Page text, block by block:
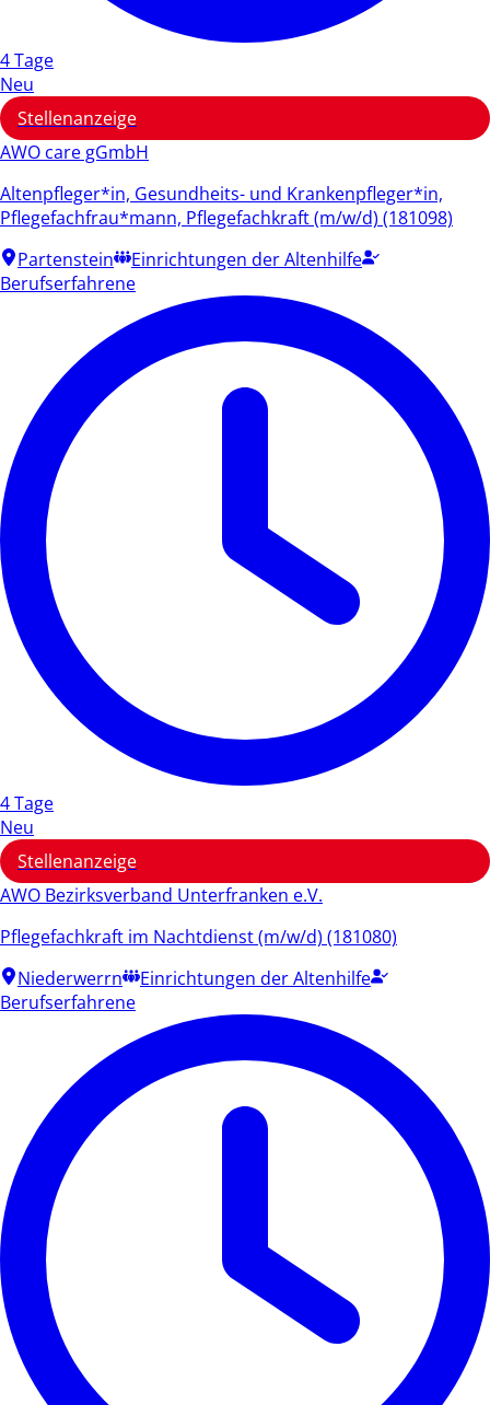
4 Tage
Neu
Stellenanzeige
AWO care gGmbH
Altenpfleger*in, Gesundheits- und Krankenpfleger*in,
Pflegefachfrau*mann, Pflegefachkraft (m/w/d) (181098)
Partenstein
Einrichtungen der Altenhilfe
Berufserfahrene
4 Tage
Neu
Stellenanzeige
AWO Bezirksverband Unterfranken e.V.
Pflegefachkraft im Nachtdienst (m/w/d) (181080)
Niederwerrn
Einrichtungen der Altenhilfe
Berufserfahrene